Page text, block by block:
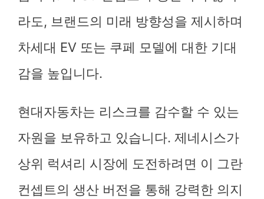
라도, 브랜드의 미래 방향성을 제시하며
차세대 EV 또는 쿠페 모델에 대한 기대
감을 높입니다.
현대자동차는 리스크를 감수할 수 있는
자원을 보유하고 있습니다. 제네시스가
상위 럭셔리 시장에 도전하려면 이 그란
컨셉트의 생산 버전을 통해 강력한 의지